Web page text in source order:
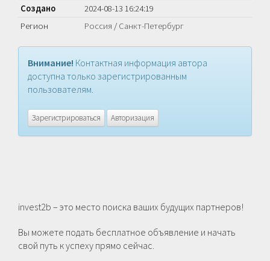
Создано
2024-08-13 16:24:19
Регион
Россия / Санкт-Петербург
Внимание! Контактная информация автора
доступна только зарегистрированным
пользователям.
Зарегистрироваться Авторизация
invest2b – это место поиска ваших будущих партнеров!
Вы можете подать бесплатное объявление и начать
свой путь к успеху прямо сейчас.